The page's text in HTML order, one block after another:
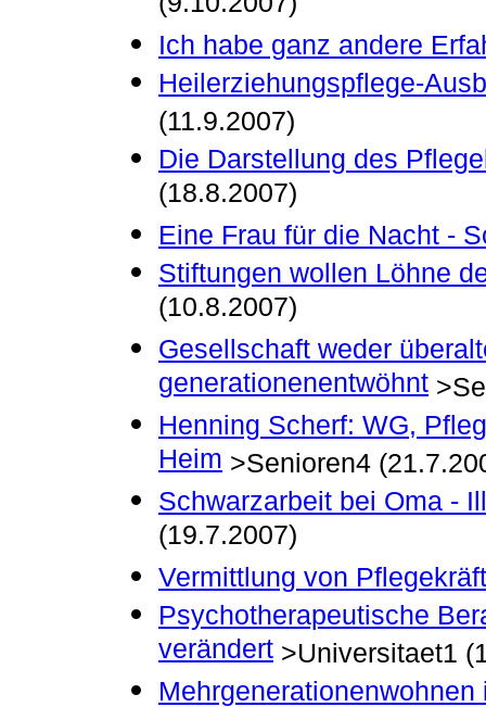
Ich habe ganz andere
Heilerziehungspflege-
(11.9.2007)
Die Darstellung des
(18.8.2007)
Eine Frau für die Nacht -
Stiftungen wollen Löhne
(10.8.2007)
Gesellschaft weder
generationenentwöhnt
Henning Scherf: WG,
Heim >Senioren4
Schwarzarbeit bei Oma -
(19.7.2007)
Vermittlung von
Psychotherapeutische
verändert >Universitaet1